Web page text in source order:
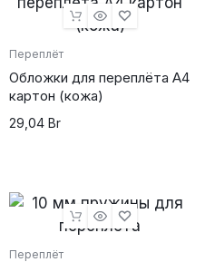
Переплёт
Обложки для переплёта А4
картон (кожа)
29,04 Br
Переплёт